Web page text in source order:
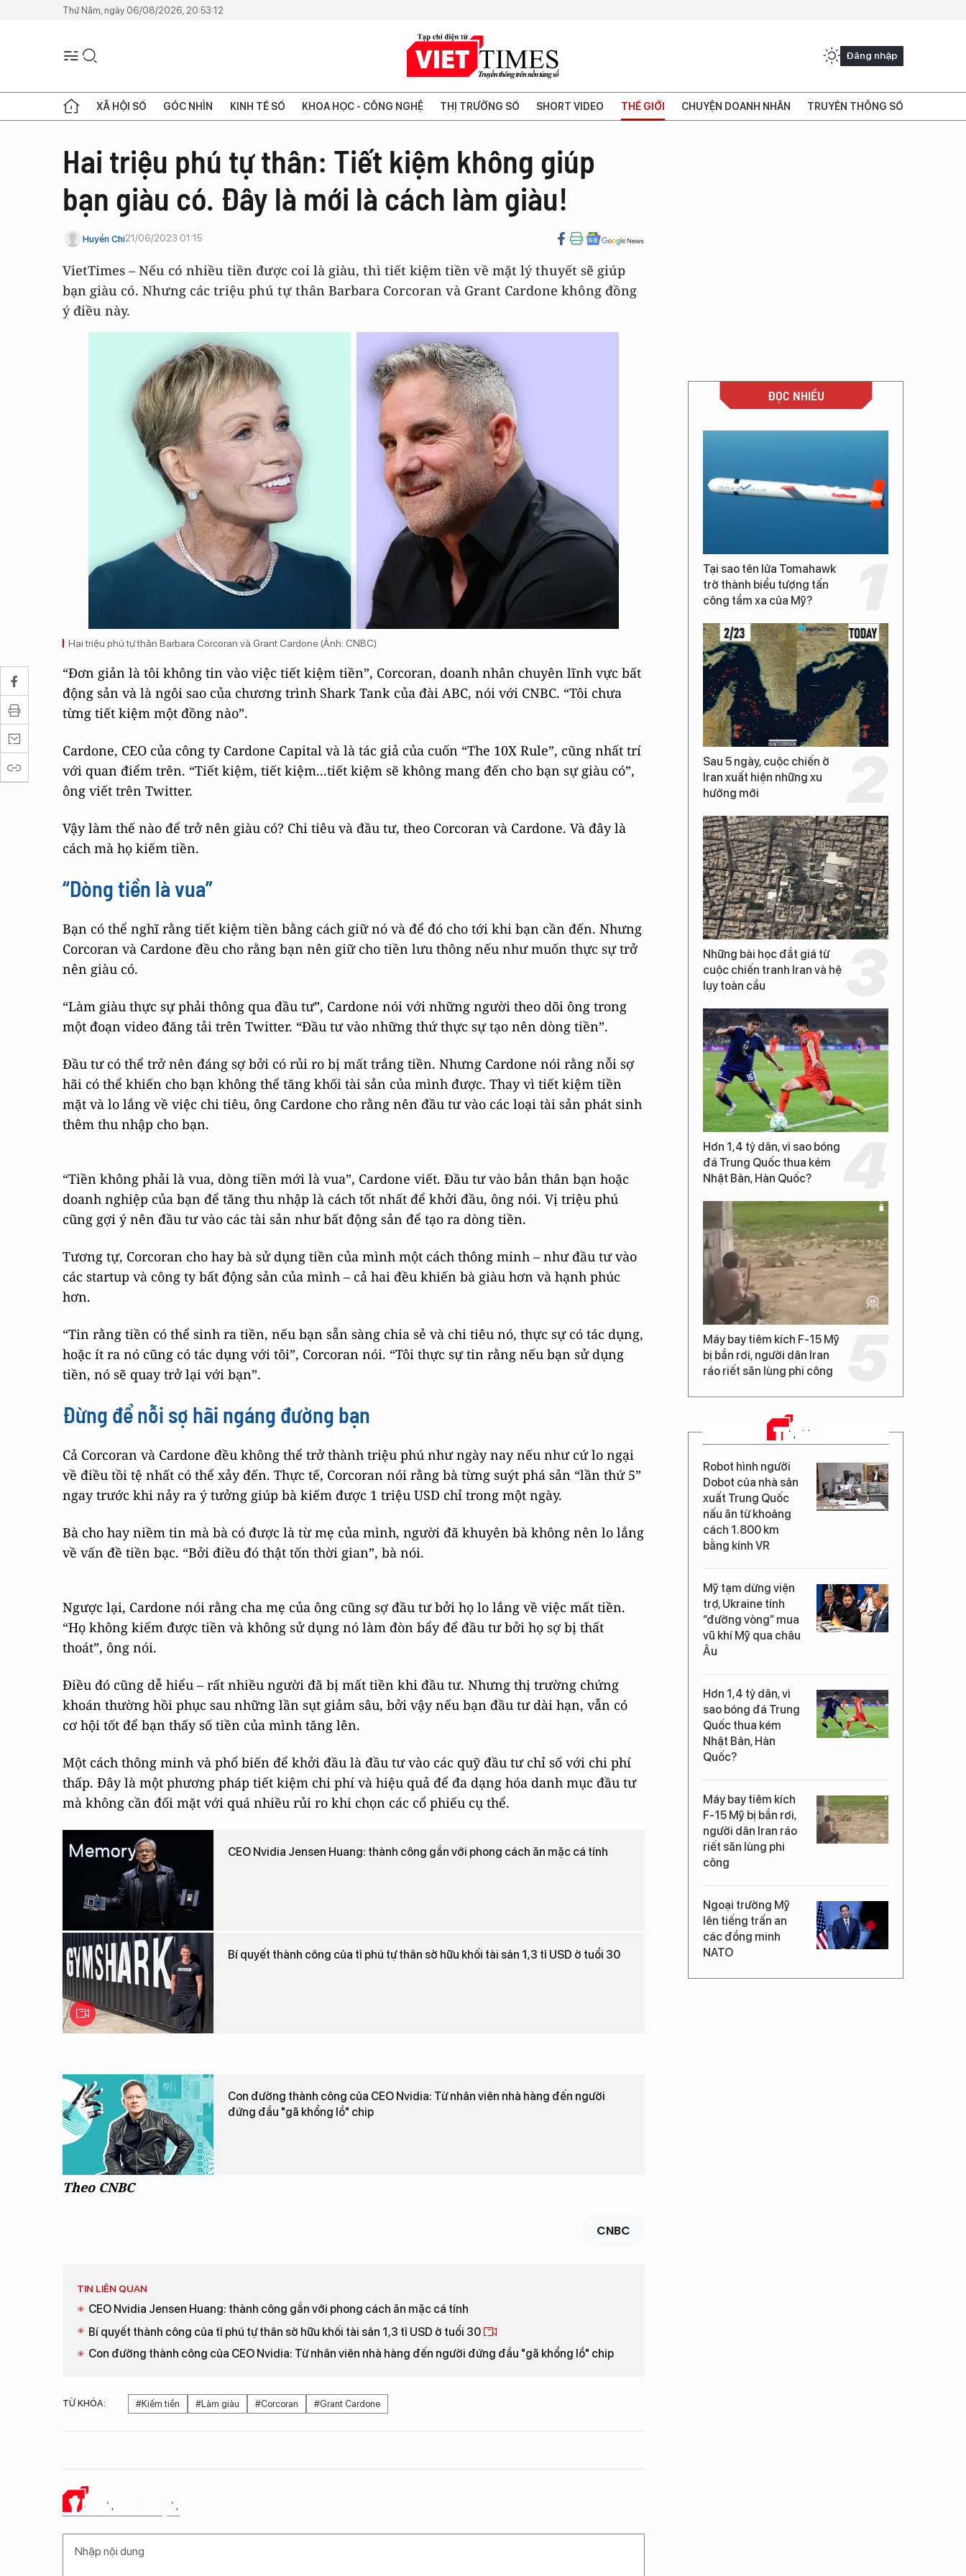
Thứ Năm, ngày 06/08/2026, 20:53:12
Đăng nhập
XÃ HỘI SỐ GÓC NHÌN KINH TẾ SỐ KHOA HỌC - CÔNG NGHỆ THỊ TRƯỜNG SỐ SHORT VIDEO THẾ GIỚI CHUYỆN DOANH NHÂN TRUYỀN THÔNG SỐ
Hai triệu phú tự thân: Tiết kiệm không giúp
bạn giàu có. Đây là mới là cách làm giàu!
Huyền Chi21/06/2023 01:15
VietTimes – Nếu có nhiều tiền được coi là giàu, thì tiết kiệm tiền về mặt lý thuyết sẽ giúp
bạn giàu có. Nhưng các triệu phú tự thân Barbara Corcoran và Grant Cardone không đồng
ý điều này.
Hai triệu phú tự thân Barbara Corcoran và Grant Cardone (Ảnh: CNBC)
“Đơn giản là tôi không tin vào việc tiết kiệm tiền”, Corcoran, doanh nhân chuyên lĩnh vực bất
động sản và là ngôi sao của chương trình Shark Tank của đài ABC, nói với CNBC. “Tôi chưa
từng tiết kiệm một đồng nào”.
Cardone, CEO của công ty Cardone Capital và là tác giả của cuốn “The 10X Rule”, cũng nhất trí
với quan điểm trên. “Tiết kiệm, tiết kiệm...tiết kiệm sẽ không mang đến cho bạn sự giàu có”,
ông viết trên Twitter.
Vậy làm thế nào để trở nên giàu có? Chi tiêu và đầu tư, theo Corcoran và Cardone. Và đây là
cách mà họ kiếm tiền.
“Dòng tiền là vua”
Bạn có thể nghĩ rằng tiết kiệm tiền bằng cách giữ nó và để đó cho tới khi bạn cần đến. Nhưng
Corcoran và Cardone đều cho rằng bạn nên giữ cho tiền lưu thông nếu như muốn thực sự trở
nên giàu có.
“Làm giàu thực sự phải thông qua đầu tư”, Cardone nói với những người theo dõi ông trong
một đoạn video đăng tải trên Twitter. “Đầu tư vào những thứ thực sự tạo nên dòng tiền”.
Đầu tư có thể trở nên đáng sợ bởi có rủi ro bị mất trắng tiền. Nhưng Cardone nói rằng nỗi sợ
hãi có thể khiến cho bạn không thể tăng khối tài sản của mình được. Thay vì tiết kiệm tiền
mặt và lo lắng về việc chi tiêu, ông Cardone cho rằng nên đầu tư vào các loại tài sản phát sinh
thêm thu nhập cho bạn.
“Tiền không phải là vua, dòng tiền mới là vua”, Cardone viết. Đầu tư vào bản thân bạn hoặc
doanh nghiệp của bạn để tăng thu nhập là cách tốt nhất để khởi đầu, ông nói. Vị triệu phú
cũng gợi ý nên đầu tư vào các tài sản như bất động sản để tạo ra dòng tiền.
Tương tự, Corcoran cho hay bà sử dụng tiền của mình một cách thông minh – như đầu tư vào
các startup và công ty bất động sản của mình – cả hai đều khiến bà giàu hơn và hạnh phúc
hơn.
“Tin rằng tiền có thể sinh ra tiền, nếu bạn sẵn sàng chia sẻ và chi tiêu nó, thực sự có tác dụng,
hoặc ít ra nó cũng có tác dụng với tôi”, Corcoran nói. “Tôi thực sự tin rằng nếu bạn sử dụng
tiền, nó sẽ quay trở lại với bạn”.
Đừng để nỗi sợ hãi ngáng đường bạn
Cả Corcoran và Cardone đều không thể trở thành triệu phú như ngày nay nếu như cứ lo ngại
về điều tồi tệ nhất có thể xảy đến. Thực tế, Corcoran nói rằng bà từng suýt phá sản “lần thứ 5”
ngay trước khi nảy ra ý tưởng giúp bà kiếm được 1 triệu USD chỉ trong một ngày.
Bà cho hay niềm tin mà bà có được là từ mẹ của mình, người đã khuyên bà không nên lo lắng
về vấn đề tiền bạc. “Bởi điều đó thật tốn thời gian”, bà nói.
Ngược lại, Cardone nói rằng cha mẹ của ông cũng sợ đầu tư bởi họ lo lắng về việc mất tiền.
“Họ không kiếm được tiền và không sử dụng nó làm đòn bẩy để đầu tư bởi họ sợ bị thất
thoát”, ông nói.
Điều đó cũng dễ hiểu – rất nhiều người đã bị mất tiền khi đầu tư. Nhưng thị trường chứng
khoán thường hồi phục sau những lần sụt giảm sâu, bởi vậy nếu bạn đầu tư dài hạn, vẫn có
cơ hội tốt để bạn thấy số tiền của mình tăng lên.
Một cách thông minh và phổ biến để khởi đầu là đầu tư vào các quỹ đầu tư chỉ số với chi phí
thấp. Đây là một phương pháp tiết kiệm chi phí và hiệu quả để đa dạng hóa danh mục đầu tư
mà không cần đối mặt với quá nhiều rủi ro khi chọn các cổ phiếu cụ thể.
CEO Nvidia Jensen Huang: thành công gắn với phong cách ăn mặc cá tính
Bí quyết thành công của tỉ phú tự thân sở hữu khối tài sản 1,3 tỉ USD ở tuổi 30
Con đường thành công của CEO Nvidia: Từ nhân viên nhà hàng đến người
đứng đầu "gã khổng lồ" chip
Theo CNBC
CNBC
TIN LIÊN QUAN
CEO Nvidia Jensen Huang: thành công gắn với phong cách ăn mặc cá tính
Bí quyết thành công của tỉ phú tự thân sở hữu khối tài sản 1,3 tỉ USD ở tuổi 30
Con đường thành công của CEO Nvidia: Từ nhân viên nhà hàng đến người đứng đầu "gã khổng lồ" chip
TỪ KHÓA: #Kiếm tiền #Làm giàu #Corcoran #Grant Cardone
Ý KIẾN CỦA BẠN
ĐỌC NHIỀU
Tại sao tên lửa Tomahawk
trở thành biểu tượng tấn
công tầm xa của Mỹ?
Sau 5 ngày, cuộc chiến ở
Iran xuất hiện những xu
hướng mới
Những bài học đắt giá từ
cuộc chiến tranh Iran và hệ
lụy toàn cầu
Hơn 1,4 tỷ dân, vì sao bóng
đá Trung Quốc thua kém
Nhật Bản, Hàn Quốc?
Máy bay tiêm kích F-15 Mỹ
bị bắn rơi, người dân Iran
ráo riết săn lùng phi công
TIN MỚI
Robot hình người
Dobot của nhà sản
xuất Trung Quốc
nấu ăn từ khoảng
cách 1.800 km
bằng kính VR
Mỹ tạm dừng viện
trợ, Ukraine tính
“đường vòng” mua
vũ khí Mỹ qua châu
Âu
Hơn 1,4 tỷ dân, vì
sao bóng đá Trung
Quốc thua kém
Nhật Bản, Hàn
Quốc?
Máy bay tiêm kích
F-15 Mỹ bị bắn rơi,
người dân Iran ráo
riết săn lùng phi
công
Ngoại trưởng Mỹ
lên tiếng trấn an
các đồng minh
NATO